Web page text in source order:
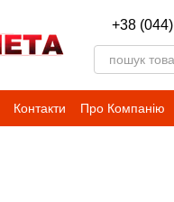
+38
Контакти Про Компанію